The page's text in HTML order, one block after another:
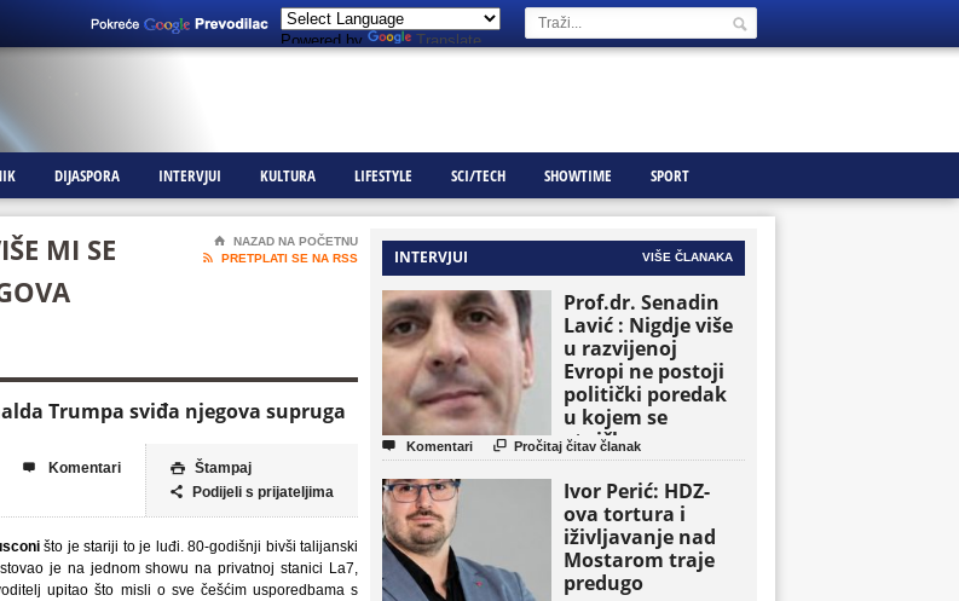
Powered by Translate
DIJASPORA INTERVJUI KULTURA LIFESTYLE SCI/TECH SHOWTIME SPORT
MI SE
⌂
NAZAD NA POČETNU

PRETPLATI SE NA RSS
Trumpa sviđa njegova supruga
 Štampaj
 Podijeli s prijateljima
 Komentari
što je stariji to je luđi. 80-godišnji bivši talijanski
je na jednom showu na privatnoj stanici La7,
upitao što misli o sve češćim usporedbama s
INTERVJUI VIŠE ČLANAKA
Prof.dr. Senadin
Lavić : Nigdje više
u razvijenoj
Evropi ne postoji
politički poredak
u kojem se
etničke grupe
pojavljuju kao
osnovne političke
jedinice
 Komentari  Pročitaj čitav članak
Ivor Perić: HDZ-
ova tortura i
iživljavanje nad
Mostarom traje
predugo